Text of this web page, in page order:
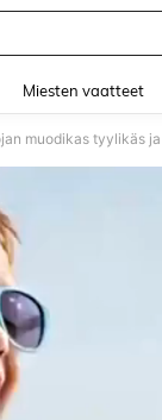
Miesten vaatteet